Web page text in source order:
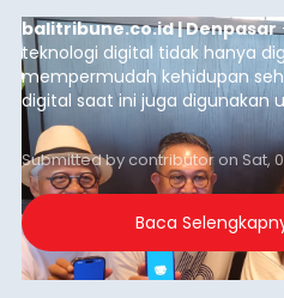
balitribune.co.id | Denpasar
teknologi digital tidak hanya
mempermudah kehidupan
digital saat ini juga digunakan
dan mengelola data base
sekolah, salah satunya adalah
Denpasar.
Submitted bycontributoronSat,
Baca